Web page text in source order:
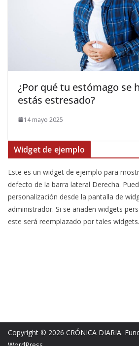
¿Por qué tu estómago se
estás estresado?
14 mayo 2025
Widget de ejemplo
Este es un widget de ejemplo para
defecto de la barra lateral Derecha.
personalización desde la pantalla de
administrador. Si se añaden widgets
este será reemplazado por tales widgets.
Copyright © 2026 CRÓNICA DIARIA.